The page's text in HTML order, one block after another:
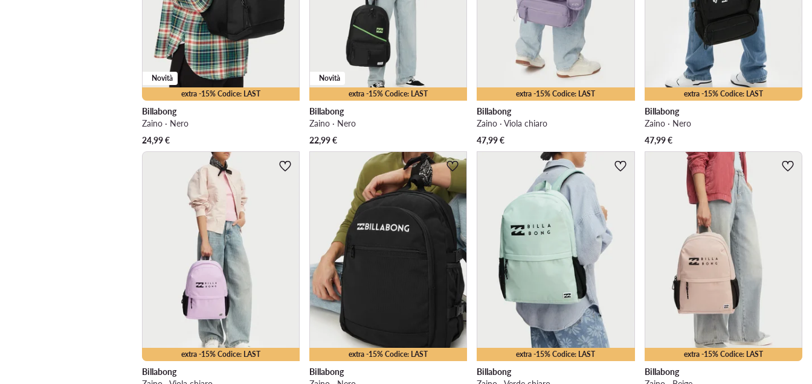
extra -15% Codice: LAST
Novità
Billabong
Zaino · Nero
24,99€
extra -15% Codice: LAST
Novità
Billabong
Zaino · Nero
22,99€
extra -15% Codice: LAST
Billabong
Zaino · Viola chiaro
47,99€
extra -15% Codice: LAST
Billabong
Zaino · Nero
47,99€
extra -15% Codice: LAST
Billabong
extra -15% Codice: LAST
Billabong
extra -15% Codice: LAST
Billabong
extra -15% Codice: LAST
Billabong